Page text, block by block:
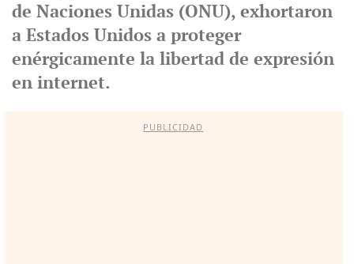
de Naciones Unidas (ONU), exhortaron
a Estados Unidos a proteger
enérgicamente la libertad de expresión
en internet.
PUBLICIDAD